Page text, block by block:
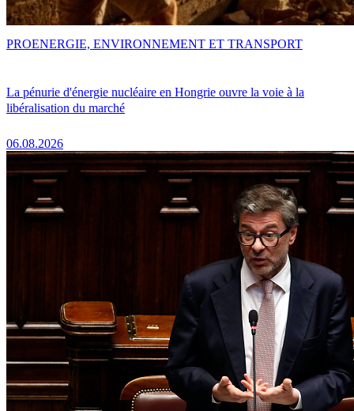
La pénurie d'énergie nucléaire en Hongrie ouvre la voie à la
libéralisation du marché
06.08.2026
PROENERGIE, ENVIRONNEMENT ET TRANSPORT